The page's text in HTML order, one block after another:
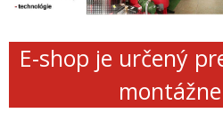
E-shop je určený